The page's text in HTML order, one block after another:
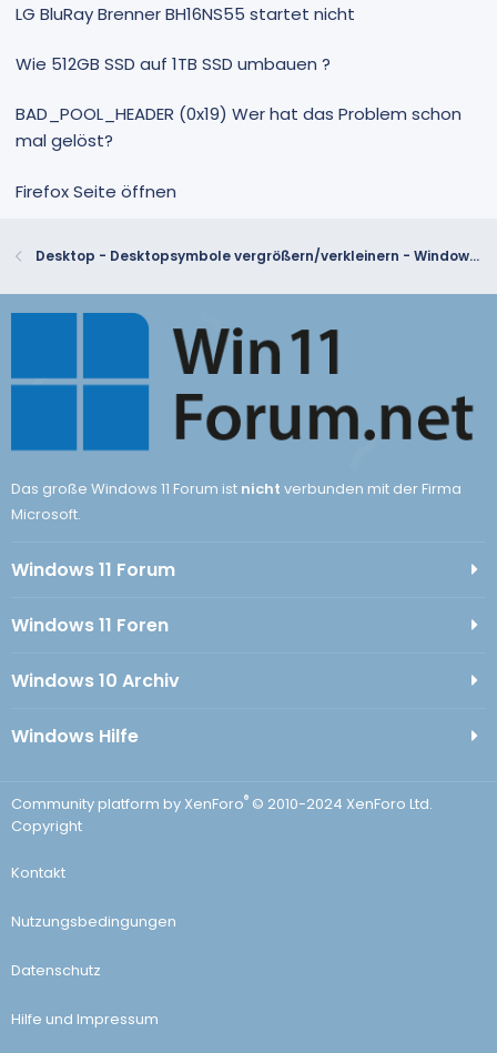
LG BluRay Brenner BH16NS55 startet nicht
Wie 512GB SSD auf 1TB SSD umbauen ?
BAD_POOL_HEADER (0x19) Wer hat das Problem schon
mal gelöst?
Firefox Seite öffnen
Desktop - Desktopsymbole vergrößern/verkleinern - Windows 10
Das große Windows 11 Forum ist nicht verbunden mit der Firma
Microsoft.
Windows 11 Forum
Windows 11 Foren
Windows 10 Archiv
Windows Hilfe
Community platform by XenForo® © 2010-2024 XenForo Ltd.
Copyright
Kontakt
Nutzungsbedingungen
Datenschutz
Hilfe und Impressum